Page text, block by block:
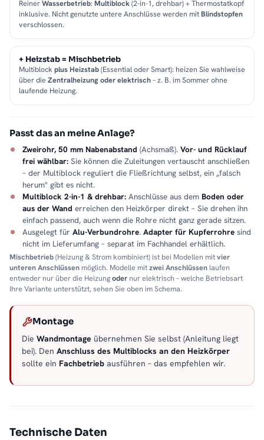
ReinerWasserbetrieb: Multiblock(2-in-1, drehbar) + Thermostatkopf
inklusive. Nicht genutzte untere Anschlüsse werden mitBlindstopfen
verschlossen.
+ Heizstab = Mischbetrieb
Multiblock plus Heizstab(Essential oder Smart): heizen Sie wahlweise
über die Zentralheizung oder elektrisch– z. B. im Sommer ohne
laufende Heizung.
Passt das an meine Anlage?
Zweirohr, 50 mm Nabenabstand (Achsmaß). Vor- und Rücklauf
frei wählbar: Sie können die Zuleitungen vertauscht anschließen
– der Multiblock reguliert die Fließrichtung selbst, ein „falsch
herum" gibt es nicht.
Multiblock 2-in-1 & drehbar: Anschlüsse aus dem Boden oder
aus der Wand erreichen den Heizkörper direkt – Sie drehen ihn
einfach passend, auch wenn die Rohre nicht ganz gerade sitzen.
Ausgelegt für Alu-Verbundrohre. Adapter für Kupferrohre sind
nicht im Lieferumfang – separat im Fachhandel erhältlich.
Mischbetrieb(Heizung & Strom kombiniert) ist bei Modellen mitvier
unteren Anschlüssen möglich. Modelle mitzwei Anschlüssen laufen
entweder nur über die Heizungoder nur elektrisch – welche Betriebsart
Ihre Variante unterstützt, sehen Sie oben im Schema.
Montage
Die Wandmontage übernehmen Sie selbst (Anleitung liegt
bei). Den Anschluss des Multiblocks an den Heizkörper
sollte ein Fachbetrieb ausführen – das empfehlen wir.
Technische Daten